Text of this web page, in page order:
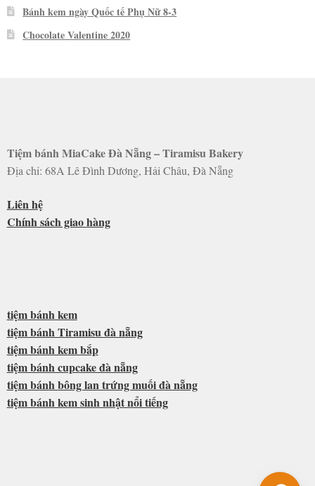
Bánh kem ngày Quốc tế Phụ Nữ 8-3
Chocolate Valentine 2020
Tiệm bánh MiaCake Đà Nẵng – Tiramisu Bakery
Địa chỉ: 68A Lê Đình Dương, Hải Châu, Đà Nẵng
Liên hệ
Chính sách giao hàng
tiệm bánh kem
tiệm bánh Tiramisu đà nẵng
tiệm bánh kem bắp
tiệm bánh cupcake đà nẵng
tiệm bánh bông lan trứng muối đà nẵng
tiệm bánh kem sinh nhật nổi tiếng